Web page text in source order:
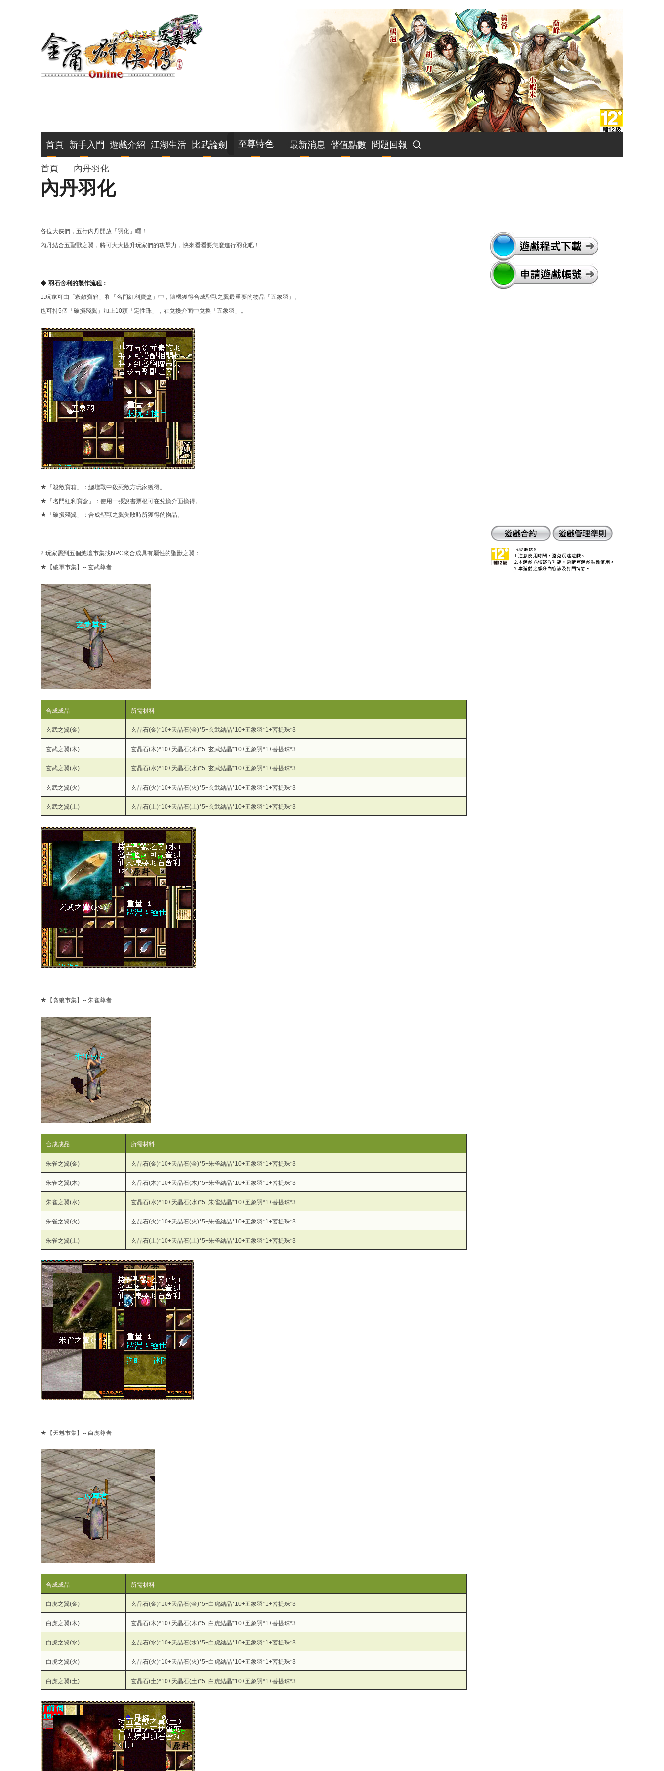
主
導
覽
首頁 新手入門 遊戲介紹 江湖生活 比武論劍 至尊特色 最新消息 儲值點數 問題回報
導
航
結
首頁 內丹羽化
內丹羽化
各位大俠們，五行內丹開放「羽化」囉！
內丹結合五聖獸之翼，將可大大提升玩家們的攻擊力，快來看看要怎麼進行羽化吧！
◆ 羽石舍利的製作流程：
1.玩家可由「殺敵寶箱」和「名門紅利寶盒」中，隨機獲得合成聖獸之翼最重要的物品「五象羽」。
也可持5個「破損殘翼」加上10顆「定性珠」，在兌換介面中兌換「五象羽」。
★「殺敵寶箱」：總壇戰中殺死敵方玩家獲得。
★「名門紅利寶盒」：使用一張說書票根可在兌換介面換得。
★「破損殘翼」：合成聖獸之翼失敗時所獲得的物品。
2.玩家需到五個總壇市集找NPC來合成具有屬性的聖獸之翼：
★【破軍市集】-- 玄武尊者
合成成品 所需材料
玄武之翼(金) 玄晶石(金)*10+天晶石(金)*5+玄武結晶*10+五象羽*1+菩提珠*3
玄武之翼(木) 玄晶石(木)*10+天晶石(木)*5+玄武結晶*10+五象羽*1+菩提珠*3
玄武之翼(水) 玄晶石(水)*10+天晶石(水)*5+玄武結晶*10+五象羽*1+菩提珠*3
玄武之翼(火) 玄晶石(火)*10+天晶石(火)*5+玄武結晶*10+五象羽*1+菩提珠*3
玄武之翼(土) 玄晶石(土)*10+天晶石(土)*5+玄武結晶*10+五象羽*1+菩提珠*3
★【貪狼市集】-- 朱雀尊者
合成成品 所需材料
朱雀之翼(金) 玄晶石(金)*10+天晶石(金)*5+朱雀結晶*10+五象羽*1+菩提珠*3
朱雀之翼(木) 玄晶石(木)*10+天晶石(木)*5+朱雀結晶*10+五象羽*1+菩提珠*3
朱雀之翼(水) 玄晶石(水)*10+天晶石(水)*5+朱雀結晶*10+五象羽*1+菩提珠*3
朱雀之翼(火) 玄晶石(火)*10+天晶石(火)*5+朱雀結晶*10+五象羽*1+菩提珠*3
朱雀之翼(土) 玄晶石(土)*10+天晶石(土)*5+朱雀結晶*10+五象羽*1+菩提珠*3
★【天魁市集】-- 白虎尊者
合成成品 所需材料
白虎之翼(金) 玄晶石(金)*10+天晶石(金)*5+白虎結晶*10+五象羽*1+菩提珠*3
白虎之翼(木) 玄晶石(木)*10+天晶石(木)*5+白虎結晶*10+五象羽*1+菩提珠*3
白虎之翼(水) 玄晶石(水)*10+天晶石(水)*5+白虎結晶*10+五象羽*1+菩提珠*3
白虎之翼(火) 玄晶石(火)*10+天晶石(火)*5+白虎結晶*10+五象羽*1+菩提珠*3
白虎之翼(土) 玄晶石(土)*10+天晶石(土)*5+白虎結晶*10+五象羽*1+菩提珠*3